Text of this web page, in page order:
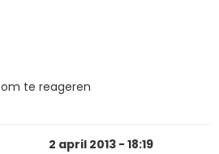
om te reageren
2 april 2013 - 18:19